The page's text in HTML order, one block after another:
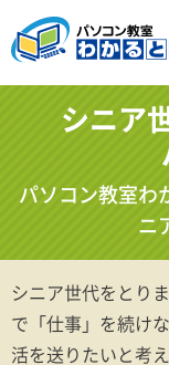
シニア
パソコン教室わ
ニ
シニア世代をとり
で「仕事」を続け
活を送りたいと考